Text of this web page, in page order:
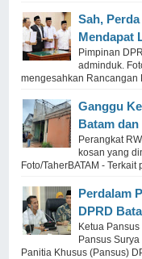
Sah,
Mendapat
Pimpinan
adminduk.
mengesahkan Rancangan
Ganggu
Batam
Perangkat
kosan yang
Foto/TaherBATAM - Terkait
Perdalam
DPRD
Ketua
Pansus
Panitia Khusus (Pansus)